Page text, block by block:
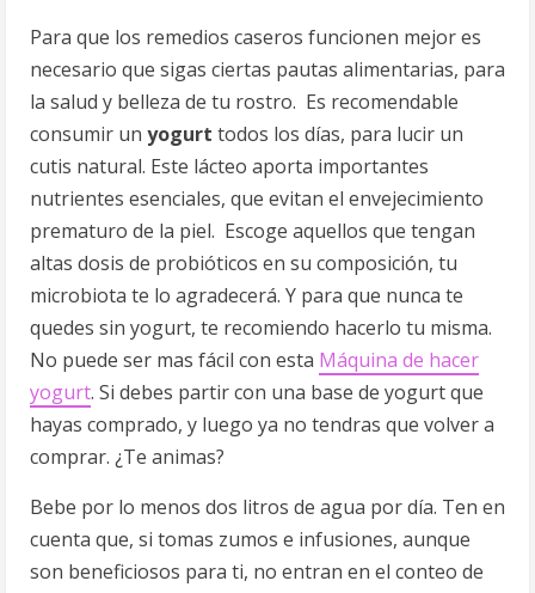
Para que los remedios caseros funcionen mejor es
necesario que sigas ciertas pautas alimentarias, para
la salud y belleza de tu rostro. Es recomendable
consumir un yogurt todos los días, para lucir un
cutis natural. Este lácteo aporta importantes
nutrientes esenciales, que evitan el envejecimiento
prematuro de la piel. Escoge aquellos que tengan
altas dosis de probióticos en su composición, tu
microbiota te lo agradecerá. Y para que nunca te
quedes sin yogurt, te recomiendo hacerlo tu misma.
No puede ser mas fácil con esta Máquina de hacer
yogurt. Si debes partir con una base de yogurt que
hayas comprado, y luego ya no tendras que volver a
comprar. ¿Te animas?
Bebe por lo menos dos litros de agua por día. Ten en
cuenta que, si tomas zumos e infusiones, aunque
son beneficiosos para ti, no entran en el conteo de